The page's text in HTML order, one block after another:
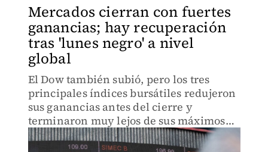
Mercados cierran con fuertes
ganancias; hay recuperación
tras 'lunes negro' a nivel
global
El Dow también subió, pero los tres
principales índices bursátiles redujeron
sus ganancias antes del cierre y
terminaron muy lejos de sus máximos
del día.